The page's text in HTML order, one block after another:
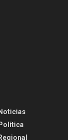
Noticias
Política
Regional